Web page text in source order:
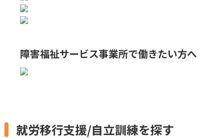
障害福祉サービス事業所で働きたい方へ
就労移行支援/自立訓練を探す